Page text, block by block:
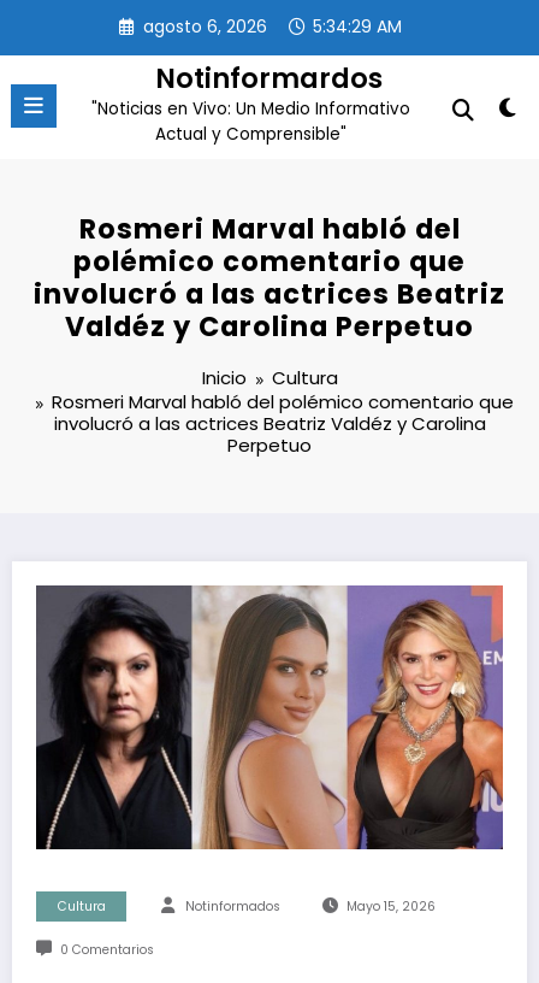
contenido
agosto 6, 2026 5:34:29 AM
Notinformardos
"Noticias en Vivo: Un Medio Informativo
Actual y Comprensible"
Rosmeri Marval habló del
polémico comentario que
involucró a las actrices Beatriz
Valdéz y Carolina Perpetuo
Inicio
Cultura
Rosmeri Marval habló del polémico comentario que
involucró a las actrices Beatriz Valdéz y Carolina
Perpetuo
Cultura Notinformados Mayo 15, 2026
0 Comentarios